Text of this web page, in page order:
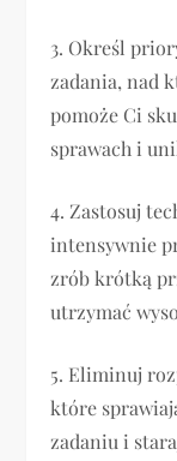
3. Określ
zadania, nad
pomoże Ci
sprawach i
4. Zastosuj
intensywnie
zrób krótką
utrzymać
5. Eliminuj
które
zadaniu i